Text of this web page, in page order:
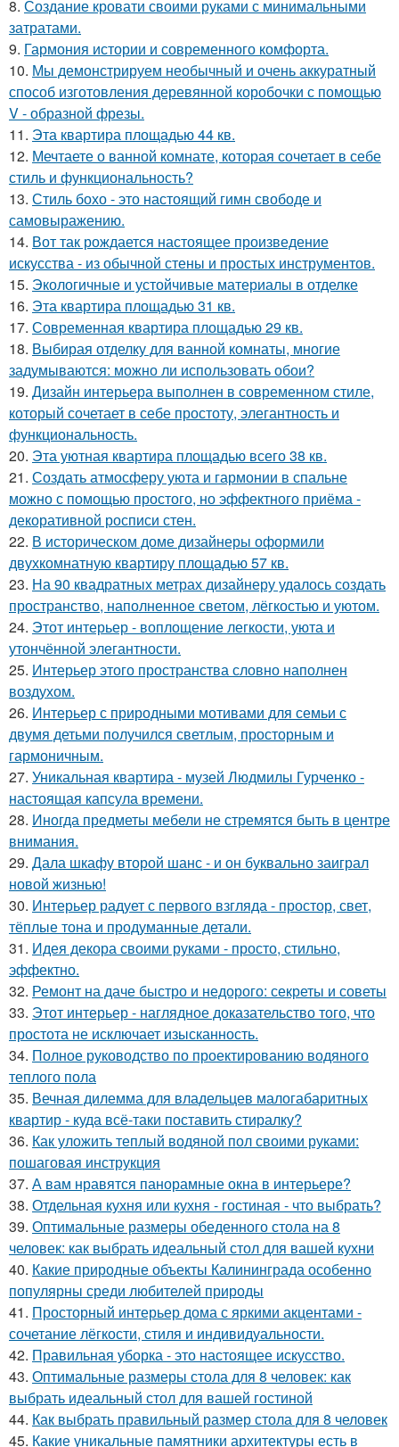
8. Создание кровати своими руками с минимальными
затратами.
9. Гармония истории и современного комфорта.
10. Мы демонстрируем необычный и очень аккуратный
способ изготовления деревянной коробочки с помощью
V - образной фрезы.
11. Эта квартира площадью 44 кв.
12. Мечтаете о ванной комнате, которая сочетает в себе
стиль и функциональность?
13. Стиль бохо - это настоящий гимн свободе и
самовыражению.
14. Вот так рождается настоящее произведение
искусства - из обычной стены и простых инструментов.
15. Экологичные и устойчивые материалы в отделке
16. Эта квартира площадью 31 кв.
17. Современная квартира площадью 29 кв.
18. Выбирая отделку для ванной комнаты, многие
задумываются: можно ли использовать обои?
19. Дизайн интерьера выполнен в современном стиле,
который сочетает в себе простоту, элегантность и
функциональность.
20. Эта уютная квартира площадью всего 38 кв.
21. Создать атмосферу уюта и гармонии в спальне
можно с помощью простого, но эффектного приёма -
декоративной росписи стен.
22. В историческом доме дизайнеры оформили
двухкомнатную квартиру площадью 57 кв.
23. На 90 квадратных метрах дизайнеру удалось создать
пространство, наполненное светом, лёгкостью и уютом.
24. Этот интерьер - воплощение легкости, уюта и
утончённой элегантности.
25. Интерьер этого пространства словно наполнен
воздухом.
26. Интерьер с природными мотивами для семьи с
двумя детьми получился светлым, просторным и
гармоничным.
27. Уникальная квартира - музей Людмилы Гурченко -
настоящая капсула времени.
28. Иногда предметы мебели не стремятся быть в центре
внимания.
29. Дала шкафу второй шанс - и он буквально заиграл
новой жизнью!
30. Интерьер радует с первого взгляда - простор, свет,
тёплые тона и продуманные детали.
31. Идея декора своими руками - просто, стильно,
эффектно.
32. Ремонт на даче быстро и недорого: секреты и советы
33. Этот интерьер - наглядное доказательство того, что
простота не исключает изысканность.
34. Полное руководство по проектированию водяного
теплого пола
35. Вечная дилемма для владельцев малогабаритных
квартир - куда всё-таки поставить стиралку?
36. Как уложить теплый водяной пол своими руками:
пошаговая инструкция
37. А вам нравятся панорамные окна в интерьере?
38. Отдельная кухня или кухня - гостиная - что выбрать?
39. Оптимальные размеры обеденного стола на 8
человек: как выбрать идеальный стол для вашей кухни
40. Какие природные объекты Калининграда особенно
популярны среди любителей природы
41. Просторный интерьер дома с яркими акцентами -
сочетание лёгкости, стиля и индивидуальности.
42. Правильная уборка - это настоящее искусство.
43. Оптимальные размеры стола для 8 человек: как
выбрать идеальный стол для вашей гостиной
44. Как выбрать правильный размер стола для 8 человек
45. Какие уникальные памятники архитектуры есть в